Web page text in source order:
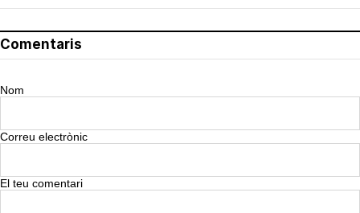
Comentaris
Nom
Correu electrònic
El teu comentari